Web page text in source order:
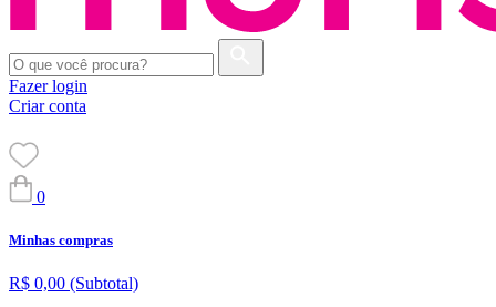
Fazer login
Criar conta
0
Minhas compras
R$ 0,00 (Subtotal)